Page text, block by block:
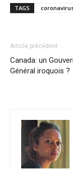
TAGS
Article précédent
Canada: un
Général iroquois ?